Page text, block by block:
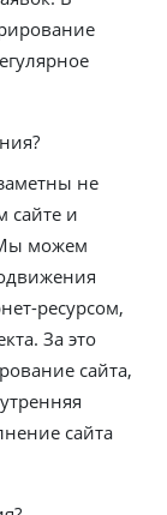
не
сайте и
можем
ресурсом,
За это
сайта,
сайта